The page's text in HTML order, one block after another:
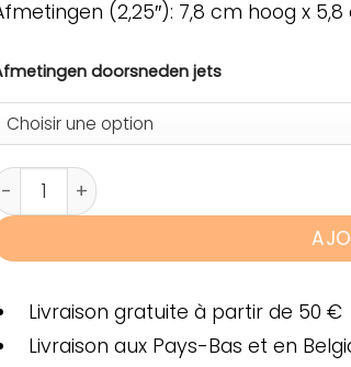
(2,25″): 7,8 cm hoog x
doorsneden jets
de Miro-Jet Hurricane Serie
Livraison gratuite à partir de 50 €
Livraison aux Pays-Bas et en